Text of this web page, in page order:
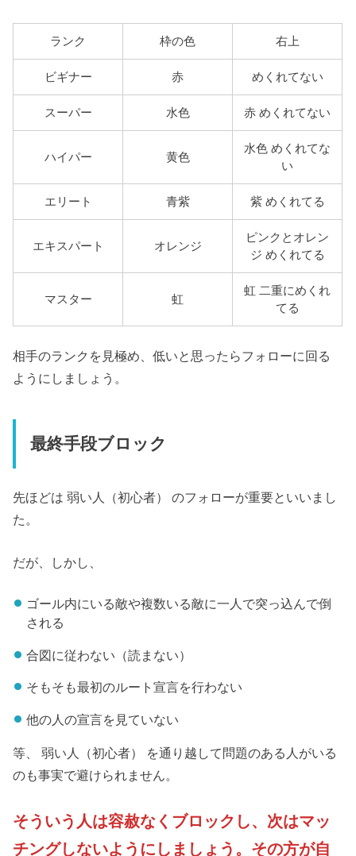
ランク 枠の色 右上
ビギナー 赤 めくれてない
スーパー 水色 赤 めくれてない
ハイパー 黄色
水色 めくれてな
い
エリート 青紫 紫 めくれてる
エキスパート オレンジ
ピンクとオレン
ジ めくれてる
マスター 虹
虹 二重にめくれ
てる
相手のランクを見極め、低いと思ったらフォローに回る
ようにしましょう。
最終手段ブロック
先ほどは 弱い人（初心者） のフォローが重要といいまし
た。
だが、しかし、
ゴール内にいる敵や複数いる敵に一人で突っ込んで倒
される
合図に従わない（読まない）
そもそも最初のルート宣言を行わない
他の人の宣言を見ていない
等、 弱い人（初心者） を通り越して問題のある人がいる
のも事実で避けられません。
そういう人は容赦なくブロックし、次はマッ
チングしないようにしましょう。その方が自